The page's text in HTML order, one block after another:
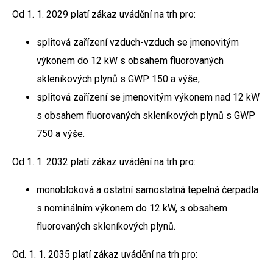
Od 1. 1. 2029 platí zákaz uvádění na trh pro:
splitová zařízení vzduch-vzduch se jmenovitým
výkonem do 12 kW s obsahem fluorovaných
skleníkových plynů s GWP 150 a výše,
splitová zařízení se jmenovitým výkonem nad 12 kW
s obsahem fluorovaných skleníkových plynů s GWP
750 a výše.
Od 1. 1. 2032 platí zákaz uvádění na trh pro:
monobloková a ostatní samostatná tepelná čerpadla
s nominálním výkonem do 12 kW, s obsahem
fluorovaných skleníkových plynů.
Od. 1. 1. 2035 platí zákaz uvádění na trh pro: